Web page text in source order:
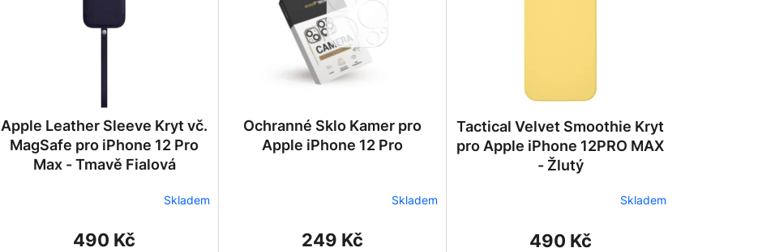
Apple Leather Sleeve Kryt vč.
MagSafe pro iPhone 12 Pro
Max - Tmavě Fialová
Skladem
490 Kč
Ochranné Sklo Kamer pro
Apple iPhone 12 Pro
Skladem
249 Kč
Tactical Velvet Smoothie Kryt
pro Apple iPhone 12PRO MAX
- Žlutý
Skladem
490 Kč